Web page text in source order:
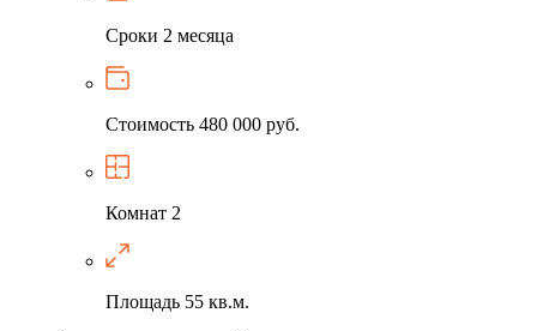
Сроки 2 месяца
Стоимость 480 000 руб.
Комнат 2
Площадь 55 кв.м.